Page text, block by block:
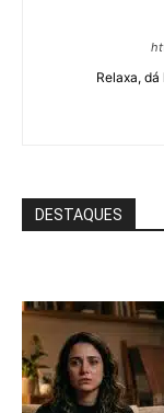
Relaxa,
DESTAQUES